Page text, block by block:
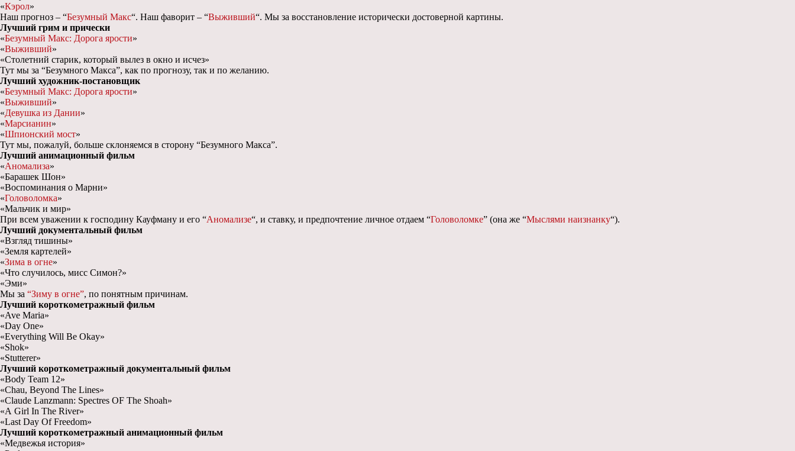
«Кэрол»
Наш прогноз – “Безумный Макс“. Наш фаворит – “Выживший“. Мы за восстановление исторически достоверной картины.
Лучший грим и прически
«Безумный Макс: Дорога ярости»
«Выживший»
«Столетний старик, который вылез в окно и исчез»
Тут мы за “Безумного Макса”, как по прогнозу, так и по желанию.
Лучший художник-постановщик
«Безумный Макс: Дорога ярости»
«Выживший»
«Девушка из Дании»
«Марсианин»
«Шпионский мост»
Тут мы, пожалуй, больше склоняемся в сторону “Безумного Макса”.
Лучший анимационный фильм
«Аномализа»
«Барашек Шон»
«Воспоминания о Марни»
«Головоломка»
«Мальчик и мир»
При всем уважении к господину Кауфману и его “Аномализе“, и ставку, и предпочтение личное отдаем “Головоломке” (она же “Мыслями наизнанку“).
Лучший документальный фильм
«Взгляд тишины»
«Земля картелей»
«Зима в огне»
«Что случилось, мисс Симон?»
«Эми»
Мы за “Зиму в огне”, по понятным причинам.
Лучший короткометражный фильм
«Ave Maria»
«Day One»
«Everything Will Be Okay»
«Shok»
«Stutterer»
Лучший короткометражный документальный фильм
«Body Team 12»
«Chau, Beyond The Lines»
«Claude Lanzmann: Spectres OF The Shoah»
«A Girl In The River»
«Last Day Of Freedom»
Лучший короткометражный анимационный фильм
«Медвежья история»